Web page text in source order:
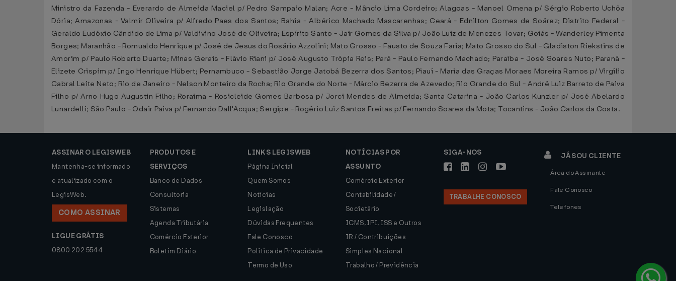
Ministro da Fazenda - Everardo de Almeida Maciel p/ Pedro Sampaio Malan; Acre - Mâncio Lima Cordeiro; Alagoas - Manoel Omena p/ Sérgio Roberto Uchôa
Dória; Amazonas - Valmir Oliveira p/ Alfredo Paes dos Santos; Bahia - Albérico Machado Mascarenhas; Ceará - Ednilton Gomes de Soárez; Distrito Federal -
Geraldo Eudóxio Cândido de Lima p/ Valdivino José de Oliveira; Espírito Santo - Jair Gomes da Silva p/ João Luiz de Menezes Tovar; Goiás - Wanderley Pimenta
Borges; Maranhão - Romualdo Henrique p/ José de Jesus do Rosário Azzolini; Mato Grosso - Fausto de Souza Faria; Mato Grosso do Sul - Gladiston Riekstins de
Amorim p/ Paulo Roberto Duarte; Minas Gerais - Flávio Riani p/ José Augusto Trópia Reis; Pará - Paulo Fernando Machado; Paraíba - José Soares Nuto; Paraná -
Elizete Crispim p/ Ingo Henrique Hübert; Pernambuco - Sebastião Jorge Jatobá Bezerra dos Santos; Piauí - Maria das Graças Moraes Moreira Ramos p/ Virgílio
Cabral Leite Neto; Rio de Janeiro - Nelson Monteiro da Rocha; Rio Grande do Norte - Márcio Bezerra de Azevedo; Rio Grande do Sul - André Luiz Barreto de Paiva
Filho p/ Arno Hugo Augustin Filho; Roraima - Rosicleide Gomes Barbosa p/ Jorci Mendes de Almeida; Santa Catarina - João Carlos Kunzler p/ José Abelardo
Lunardelli; São Paulo - Odair Paiva p/ Fernando Dall'Acqua; Sergipe - Rogério Luiz Santos Freitas p/ Fernando Soares da Mota; Tocantins - João Carlos da Costa.
ASSINAR O LEGISWEB
Mantenha-se informado
e atualizado com o
LegisWeb.
COMO ASSINAR
LIGUE GRÁTIS
0800 202 5544
PRODUTOS E
SERVIÇOS
Banco de Dados
Consultoria
Sistemas
Agenda Tributária
Comércio Exterior
Boletim Diário
LINKS LEGISWEB
Página Inicial
Quem Somos
Notícias
Legislação
Dúvidas Frequentes
Fale Conosco
Política de Privacidade
Termo de Uso
NOTÍCIAS POR
ASSUNTO
Comércio Exterior
Contabilidade /
Societário
ICMS, IPI, ISS e Outros
IR / Contribuições
Simples Nacional
Trabalho / Previdência
SIGA-NOS
TRABALHE CONOSCO
JÁ SOU CLIENTE
Área do Assinante
Fale Conosco
Telefones